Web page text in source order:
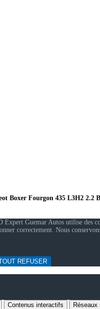
Boxer Fourgon 435 L3H2 2.2
Guemar Autos utilise des
correctement. Nous
REFUSER
Contenus interactifs